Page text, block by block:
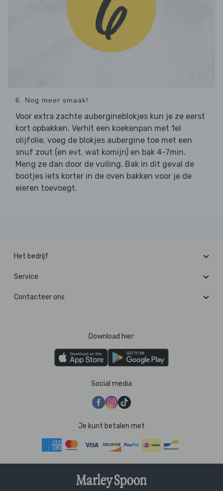
6. Nog meer smaak!
Voor extra zachte aubergineblokjes kun je ze eerst
kort opbakken. Verhit een koekenpan met 1el
olijfolie, voeg de blokjes aubergine toe met een
snuf zout (en evt. wat komijn) en bak 4-7min.
Meng ze dan door de vulling. Bak in dit geval de
bootjes iets korter in de oven bakken voor je de
eieren toevoegt.
Het bedrijf
Service
Contacteer ons
Download hier:
Social media
Je kunt betalen met